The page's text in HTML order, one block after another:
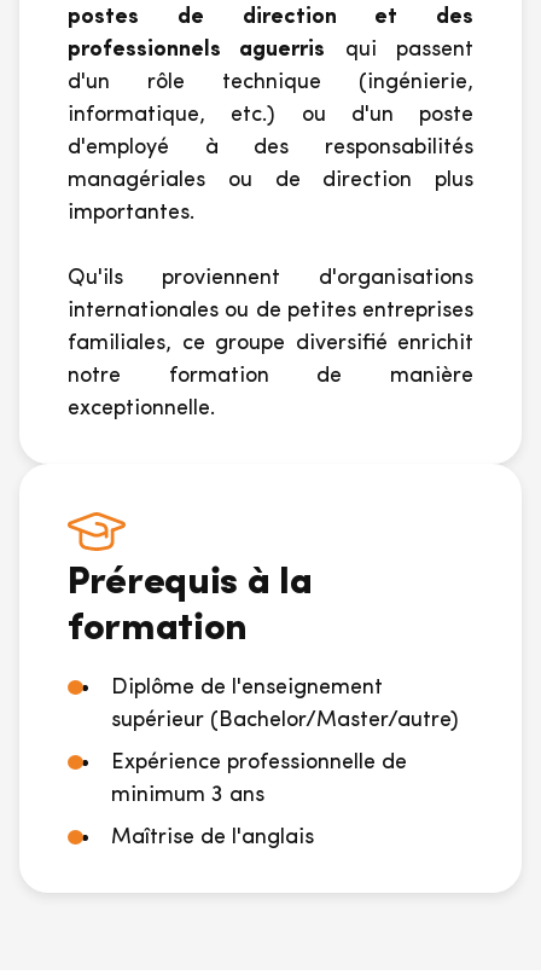
postes de direction et des
professionnels aguerris qui passent
d'un rôle technique (ingénierie,
informatique, etc.) ou d'un poste
d'employé à des responsabilités
managériales ou de direction plus
importantes.
Qu'ils proviennent d'organisations
internationales ou de petites entreprises
familiales, ce groupe diversifié enrichit
notre formation de manière
exceptionnelle.
Prérequis à la
formation
Diplôme de l'enseignement
supérieur (Bachelor/Master/autre)
Expérience professionnelle de
minimum 3 ans
Maîtrise de l'anglais